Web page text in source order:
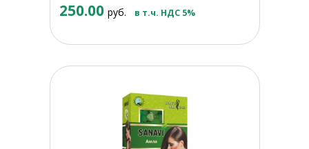
250.00 руб. в т.ч. НДС 5%